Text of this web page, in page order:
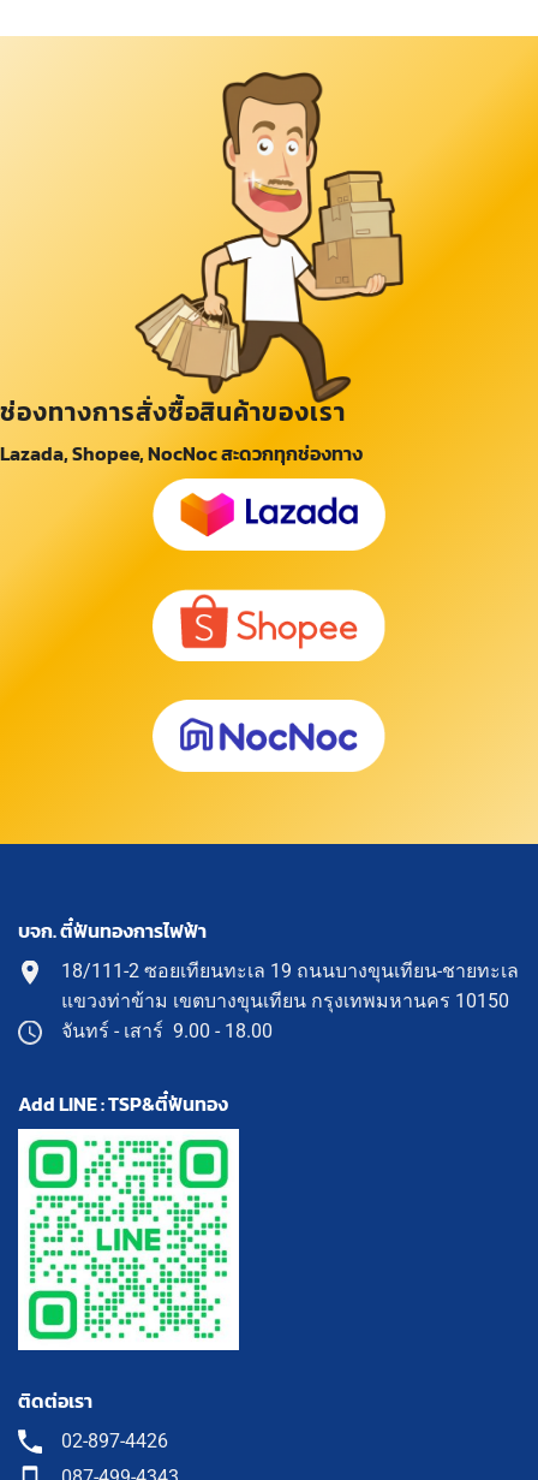
ช่องทางการสั่งซื้อสินค้าของเรา
Lazada, Shopee, NocNoc สะดวกทุกช่องทาง
บจก. ตี๋ฟันทองการไฟฟ้า
18/111-2 ซอยเทียนทะเล 19 ถนนบางขุนเทียน-ชายทะเล
แขวงท่าข้าม เขตบางขุนเทียน กรุงเทพมหานคร 10150
จันทร์ - เสาร์ 9.00 - 18.00
Add LINE : TSP&ตี๋ฟันทอง
ติดต่อเรา
02-897-4426